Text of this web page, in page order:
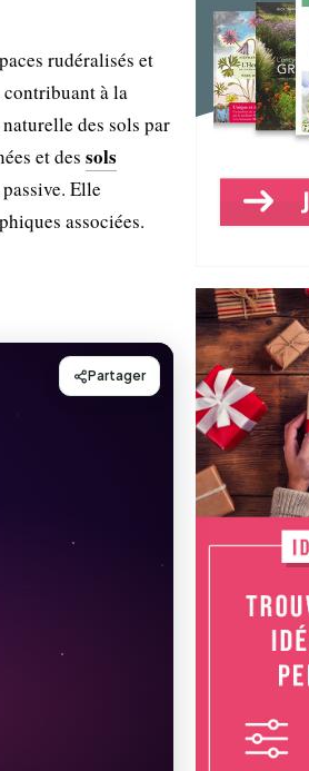
rudéralisés et
contribuant à la
des sols par
et des sols
Elle
associées.